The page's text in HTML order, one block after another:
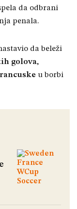
da odbrani
penala.
da beleži
golova,
u borbi